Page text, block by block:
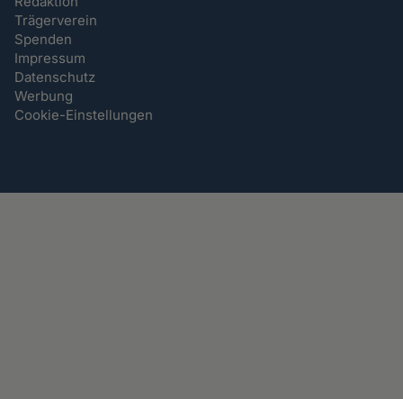
Trägerverein
Spenden
Impressum
Datenschutz
Werbung
Cookie-Einstellungen